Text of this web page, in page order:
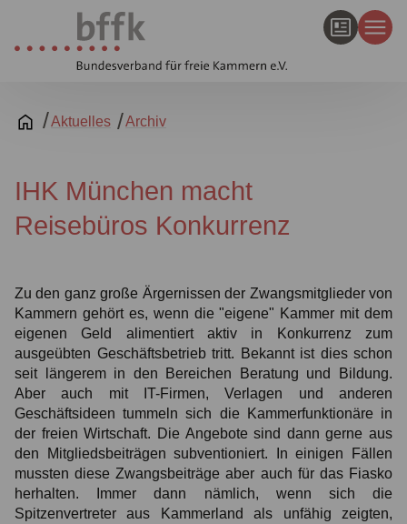
Aktuelles Archiv
IHK München macht
Reisebüros Konkurrenz
Zu den ganz große Ärgernissen der Zwangsmitglieder von
Kammern gehört es, wenn die "eigene" Kammer mit dem
eigenen Geld alimentiert aktiv in Konkurrenz zum
ausgeübten Geschäftsbetrieb tritt. Bekannt ist dies schon
seit längerem in den Bereichen Beratung und Bildung.
Aber auch mit IT-Firmen, Verlagen und anderen
Geschäftsideen tummeln sich die Kammerfunktionäre in
der freien Wirtschaft. Die Angebote sind dann gerne aus
den Mitgliedsbeiträgen subventioniert. In einigen Fällen
mussten diese Zwangsbeiträge aber auch für das Fiasko
herhalten. Immer dann nämlich, wenn sich die
Spitzenvertreter aus Kammerland als unfähig zeigten,